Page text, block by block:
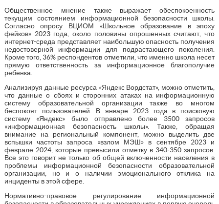
Общественное мнение также выражает обеспокоенность
текущим состоянием информационной безопасности школы.
Согласно опросу ВЦИОМ «Школьное образование в эпоху
фейков» 2023 года, около половины опрошенных считают, что
интернет-среда представляет наибольшую опасность получения
недостоверной информации для подрастающего поколения.
Кроме того, 36% респондентов отметили, что именно школа несет
прямую ответственность за информационное благополучие
ребенка.
Анализируя данные ресурса «Яндекс Вордстат», можно отметить,
что данные о сбоях и сторонних атаках на информационную
систему образовательной организации также во многом
беспокоят пользователей. В январе 2023 года в поисковую
систему «Яндекс» было отправлено более 3500 запросов
«информационная безопасность школы». Также, обращая
внимание на региональный компонент, можно выделить две
вспышки частоты запроса «взлом МЭШ» в сентябре 2023 и
феврале 2024, которые превысили отметку в 340-350 запросов.
Все это говорит не только об общей включенности населения в
проблемы информационной безопасности образовательной
организации, но и о наличии эмоционального отклика на
инциденты в этой сфере.
Нормативно-правовое регулирование информационной